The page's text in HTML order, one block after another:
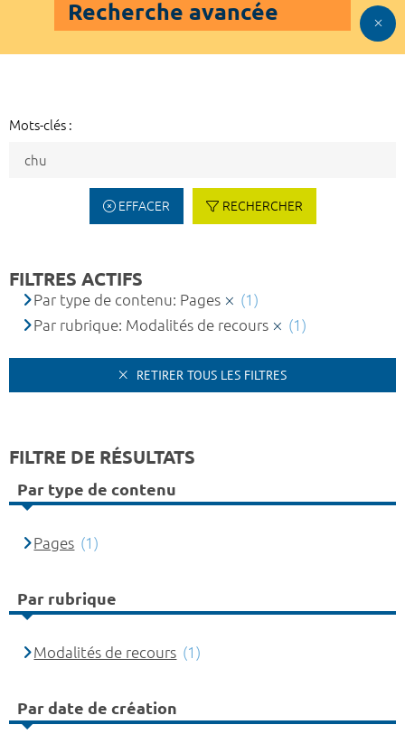
Recherche avancée
Mots-clés :
EFFACER RECHERCHER
FILTRES ACTIFS
Par type de contenu: Pages
(1)
Par rubrique: Modalités de recours
(1)
RETIRER TOUS LES FILTRES
FILTRE DE RÉSULTATS
Par type de contenu
Pages (1)
Par rubrique
Modalités de recours (1)
Par date de création